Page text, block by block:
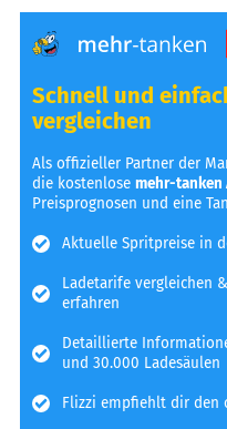
Schnell und
vergleichen
Als offizieller Partner der
die kostenlosemehr-
Preisprognosen und eine
Aktuelle Spritpreise in
Ladetarife vergleichen
erfahren
Detaillierte
und 30.000 Ladesäulen
Flizzi empfiehlt dir den